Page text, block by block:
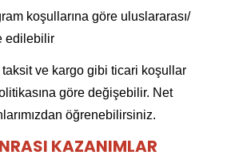
koşullarına göre uluslararası/
edilebilir
ve kargo gibi ticari koşullar
göre değişebilir. Net
öğrenebilirsiniz.
KAZANIMLAR